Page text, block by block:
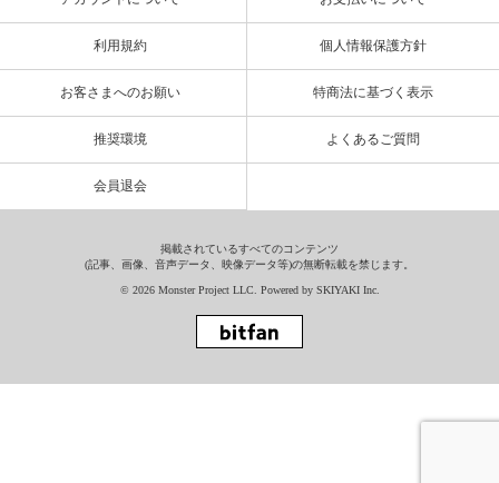
利用規約 個人情報保護方針
お客さまへのお願い 特商法に基づく表示
推奨環境 よくあるご質問
会員退会
掲載されているすべてのコンテンツ
(記事、画像、音声データ、映像データ等)の無断転載を禁じます。
© 2026 Monster Project LLC. Powered by SKIYAKI Inc.